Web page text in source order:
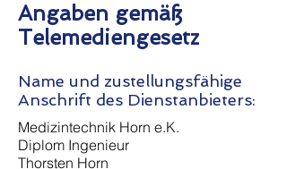
Angaben gemäß
Telemediengesetz
Name und zustellungsfähige
Anschrift des Dienstanbieters:
Medizintechnik Horn e.K.
Diplom Ingenieur
Thorsten Horn